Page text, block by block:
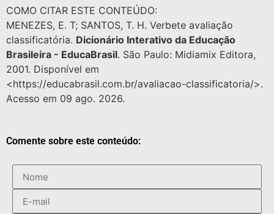
COMO CITAR ESTE CONTEÚDO:
MENEZES, E. T; SANTOS, T. H. Verbete avaliação
classificatória. Dicionário Interativo da Educação
Brasileira - EducaBrasil. São Paulo: Midiamix Editora,
2001. Disponível em
<https://educabrasil.com.br/avaliacao-classificatoria/>.
Acesso em 09 ago. 2026.
Comente sobre este conteúdo: